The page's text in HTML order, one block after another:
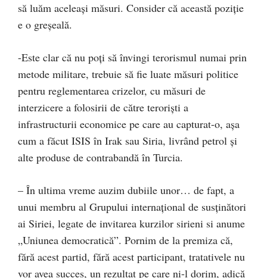
să luăm aceleași măsuri. Consider că această poziție
e o greșeală.
-Este clar că nu poţi să învingi terorismul numai prin
metode militare, trebuie să fie luate măsuri politice
pentru reglementarea crizelor, cu măsuri de
interzicere a folosirii de către terorişti a
infrastructurii economice pe care au capturat-o, așa
cum a făcut ISIS în Irak sau Siria, livrând petrol şi
alte produse de contrabandă în Turcia.
– În ultima vreme auzim dubiile unor… de fapt, a
unui membru al Grupului internaţional de susținători
ai Siriei, legate de invitarea kurzilor sirieni si anume
„Uniunea democratică”. Pornim de la premiza că,
fără acest partid, fără acest participant, tratativele nu
vor avea succes, un rezultat pe care ni-l dorim, adică